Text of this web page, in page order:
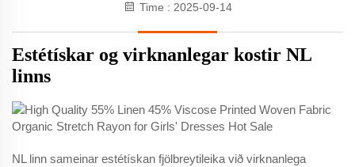
Time : 2025-09-14
Estétískar og virknanlegar kostir NL
linns
NL linn sameinar estétískan fjölbreytileika við virknanlega